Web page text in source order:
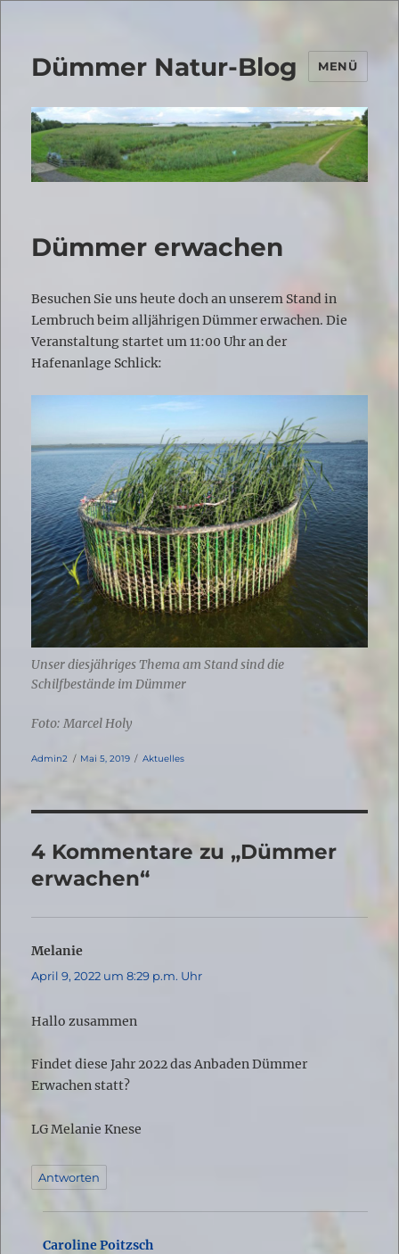
Dümmer Natur-Blog MENÜ
Dümmer erwachen
Besuchen Sie uns heute doch an unserem Stand in
Lembruch beim alljährigen Dümmer erwachen. Die
Veranstaltung startet um 11:00 Uhr an der
Hafenanlage Schlick:
Unser diesjähriges Thema am Stand sind die
Schilfbestände im Dümmer
Foto: Marcel Holy
Autor
Admin2
Veröffentlicht
Mai 5, 2019 Kategorien
Aktuelles
4 Kommentare zu „Dümmer
erwachen“
Melanie
April 9, 2022 um 8:29 p.m. Uhr
Hallo zusammen
Findet diese Jahr 2022 das Anbaden Dümmer
Erwachen statt?
LG Melanie Knese
Antworten
Caroline Poitzschsagt: